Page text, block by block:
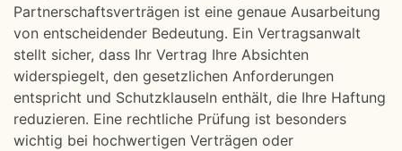
Partnerschaftsverträgen ist eine genaue Ausarbeitung
von entscheidender Bedeutung. Ein Vertragsanwalt
stellt sicher, dass Ihr Vertrag Ihre Absichten
widerspiegelt, den gesetzlichen Anforderungen
entspricht und Schutzklauseln enthält, die Ihre Haftung
reduzieren. Eine rechtliche Prüfung ist besonders
wichtig bei hochwertigen Verträgen oder